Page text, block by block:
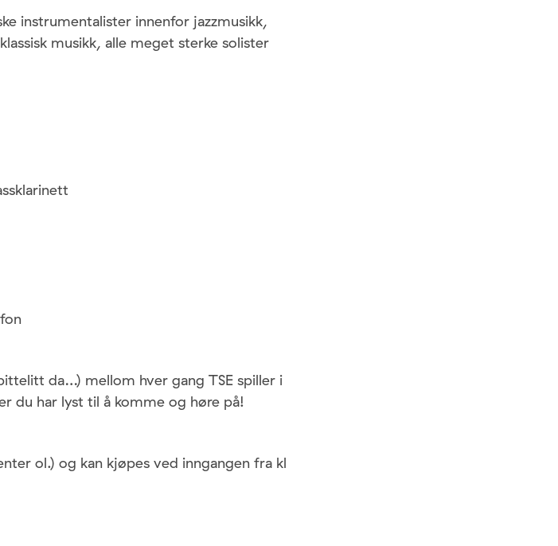
instrumentalister innenfor jazzmusikk,
musikk, alle meget sterke solister
da…) mellom hver gang TSE spiller i
du har lyst til å komme og høre på!
ol.) og kan kjøpes ved inngangen fra kl